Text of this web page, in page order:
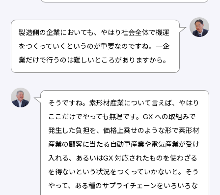
製造側の企業においても、やはり社会全体で機運
をつくっていくというのが重要なのですね。一企
業だけで行うのは難しいところがありますから。
そうですね。素形材産業について言えば、やはり
ここだけでやっても無理です。GX への取組みで
発生した負担を、価格上乗せのような形で素形材
産業の顧客に当たる自動車産業や電気産業が受け
入れる、あるいはGX 対応されたものを使わざる
を得ないという状況をつくっていかないと。そう
やって、ある種のサプライチェーンをいろいろな